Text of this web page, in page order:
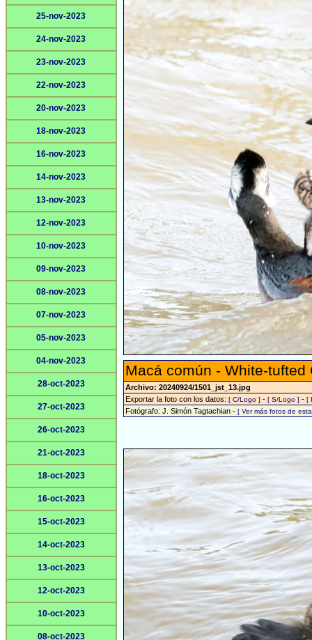
25-nov-2023
24-nov-2023
23-nov-2023
22-nov-2023
20-nov-2023
18-nov-2023
16-nov-2023
14-nov-2023
13-nov-2023
12-nov-2023
10-nov-2023
09-nov-2023
08-nov-2023
07-nov-2023
05-nov-2023
04-nov-2023
28-oct-2023
27-oct-2023
26-oct-2023
21-oct-2023
18-oct-2023
16-oct-2023
15-oct-2023
14-oct-2023
13-oct-2023
12-oct-2023
10-oct-2023
08-oct-2023
Macá común - White-
Archivo: 20240924/1501_jst_13.jpg
Exportar la foto con los datos: [ C/Logo ] - [ S/Logo ] - [
Fotógrafo: J. Simón Tagtachian - [ Ver más fotos de